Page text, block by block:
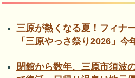
三原が熱くなる夏！フィナ
「三原やっさ祭り2026」今
閉館から数年、三原市須波